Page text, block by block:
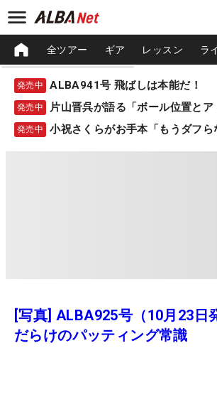
全ツアー ギア レッスン ラ
発売中 ALBA941号 飛ばしは本能だ！
発売中 片山晋呉が語る「ボール位置とア
発売中 小祝さくらがお手本「もうダフら
[写真] ALBA925号（10月23日
だらけのパッティング常識